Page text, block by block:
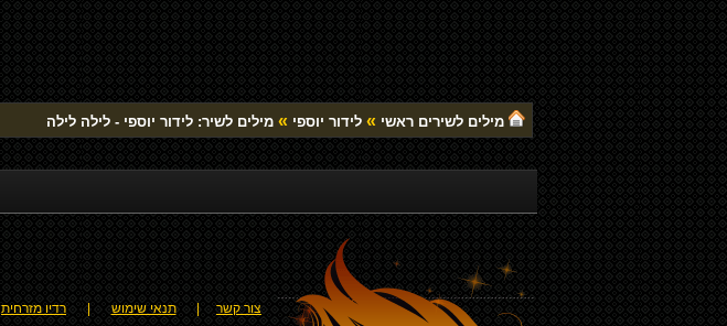
מילים לשירים ראשי » לידור יוספי » מילים לשיר: לידור יוספי - לילה לילה
צור קשר תנאי שימוש רדיו מזרחית